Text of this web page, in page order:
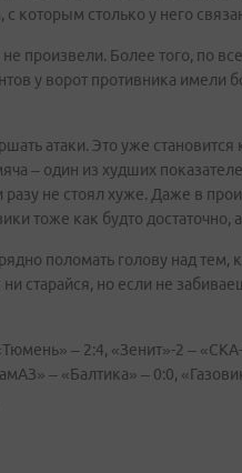
которым столько у него
произвели. Более того, по
у ворот противника имели
атаки. Это уже
– один из худших
не стоял хуже. Даже в
тоже как будто достаточно,
поломать голову над тем,
старайся, но если не
– 2:4, «Зенит»-2 –
– «Балтика» – 0:0,